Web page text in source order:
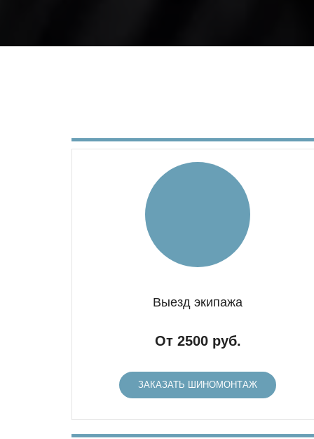
Выезд экипажа
От 2500 руб.
ЗАКАЗАТЬ ШИНОМОНТАЖ